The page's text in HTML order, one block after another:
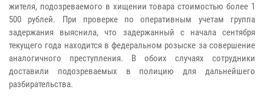
жителя, подозреваемого в хищении товара стоимостью более 1
500 рублей. При проверке по оперативным учетам группа
задержания выяснила, что задержанный с начала сентября
текущего года находится в федеральном розыске за совершение
аналогичного преступления. В обоих случаях сотрудники
доставили подозреваемых в полицию для дальнейшего
разбирательства.